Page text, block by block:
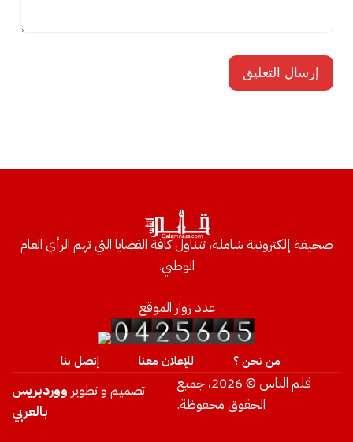
صحيفة إلكترونية شاملة، تتناول كافة القضايا التي تهم الرأي العام
الوطني.
عدد زوار الموقع
من نحن ؟ للإعلان معنا إتصل بنا
قلم الناس © 2026، جميع
الحقوق محفوظة.
تصميم و تطوير ووردبريس
بالعربي